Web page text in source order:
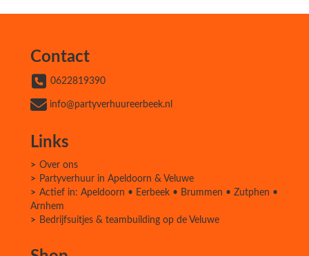
Contact
0622819390
info@partyverhuureerbeek.nl
Links
Over ons
Partyverhuur in Apeldoorn & Veluwe
Actief in: Apeldoorn • Eerbeek • Brummen • Zutphen •
Arnhem
Bedrijfsuitjes & teambuilding op de Veluwe